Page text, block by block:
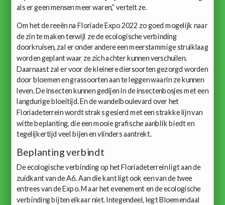
als er geen mensen meer waren,” vertelt ze.
Om het de reeën na Floriade Expo 2022 zo goed mogelijk naar
de zin te maken terwijl ze de ecologische verbinding
doorkruisen, zal er onder andere een meerstammige struiklaag
worden geplant waar ze zich achter kunnen verschuilen.
Daarnaast zal er voor de kleinere diersoorten gezorgd worden
door bloemen en grassoorten aan te leggen waarin ze kunnen
leven. De insecten kunnen gedijen in de insectenbosjes met een
langdurige bloeitijd. En de wandelboulevard over het
Floriadeterrein wordt straks gesierd met een strakke lijn van
witte beplanting, die een mooie grafische aanblik biedt en
tegelijkertijd veel bijen en vlinders aantrekt.
Beplanting verbindt
De ecologische verbinding op het Floriadeterrein ligt aan de
zuidkant van de A6. Aan die kant ligt ook een van de twee
entrees van de Expo. Maar het evenement en de ecologische
verbinding bijten elkaar niet. Integendeel, legt Bloemendaal